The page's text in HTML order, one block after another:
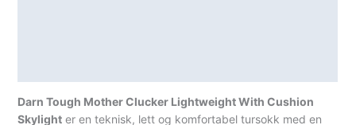
Darn Tough Mother Clucker Lightweight With Cushion
Skylight er en teknisk, lett og komfortabel tursokk med en